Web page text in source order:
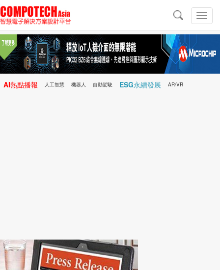
切
換
導
航
AI熱點播報 人工智慧 機器人 自動駕駛 ESG永續發展 AR/VR